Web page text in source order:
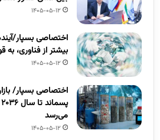
1405-05-12
اختصاصی بسپار/
بیشتر از فناوری، به
1405-05-12
اختصاصی بسپار/
می‌رسد
1405-05-12